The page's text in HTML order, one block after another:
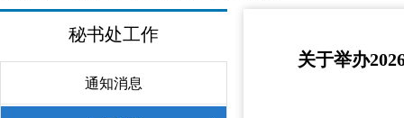
秘书处工作
通知消息
关于举办